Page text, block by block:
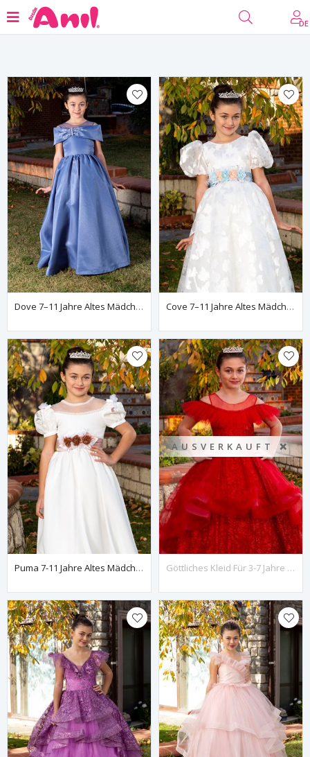
DE
Filter
Dove 7–11 Jahre Altes Mädchenkleid 40003 Indigo Cove 7–11 Jahre Altes Mädchenkleid 40012, Gebrochenes Weiß
Puma 7-11 Jahre Altes Mädchenkleid 40002 Puder
AUSVERKAUFT ❌
Göttliches Kleid Für 3-7 Jahre Alte Mädchen, 20082, Rot